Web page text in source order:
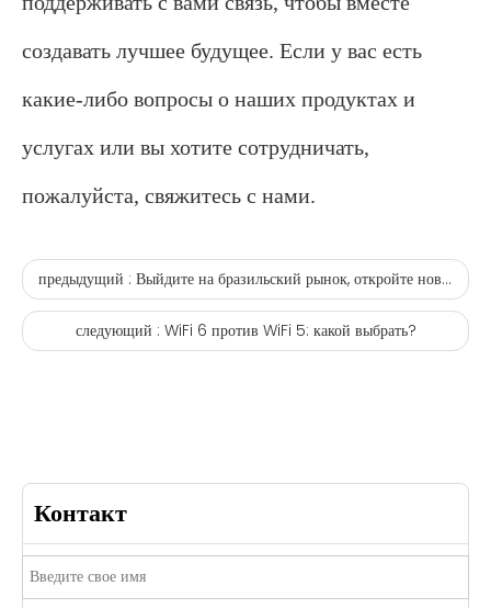
создавать лучшее будущее. Если у вас есть
какие-либо вопросы о наших продуктах и ​​
услугах или вы хотите сотрудничать,
пожалуйста, свяжитесь с нами.
предыдущий : Выйдите на бразильский рынок, откройте новые каналы
следующий : WiFi 6 против WiFi 5: какой выбрать?
Контакт